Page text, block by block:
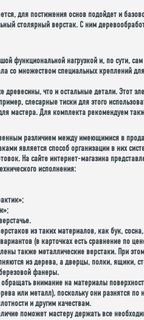
для постижения основ подойдет и
столярный верстак. С ним
функциональной нагрузкой и, по сути,
со множеством специальных креплений
что и остальные детали. Этот
слесарные тиски для этого
мастера. Для комплекта рекомендуем
различием между имеющимися в
является способ организации в них
На сайте интернет-магазина
исполнения:
из такихматериалов, как бук,
(в карточках есть сравнение по
также металлические верстаки. При
из дерева, а дверцы, полки, ящики,
фанеры.
внимание наматериалы
или металл), поскольку они разнятся по
и другим качествам.
поможет мастеру держать все